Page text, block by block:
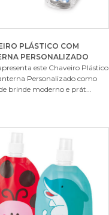
PLÁSTICO COM
PERSONALIZADO
este Chaveiro Plástico
Personalizado como
brinde moderno e prát...